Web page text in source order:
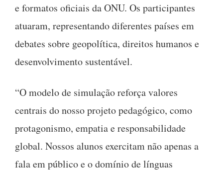
e formatos oficiais da ONU. Os participantes
atuaram, representando diferentes países em
debates sobre geopolítica, direitos humanos e
desenvolvimento sustentável.
“O modelo de simulação reforça valores
centrais do nosso projeto pedagógico, como
protagonismo, empatia e responsabilidade
global. Nossos alunos exercitam não apenas a
fala em público e o domínio de línguas